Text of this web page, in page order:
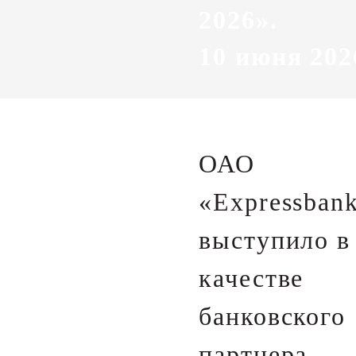
ОАО
выступило в
качестве
банковского